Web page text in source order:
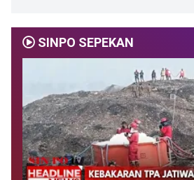
SINPO SEPEKAN